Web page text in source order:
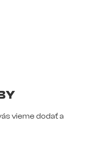
vieme dodať a